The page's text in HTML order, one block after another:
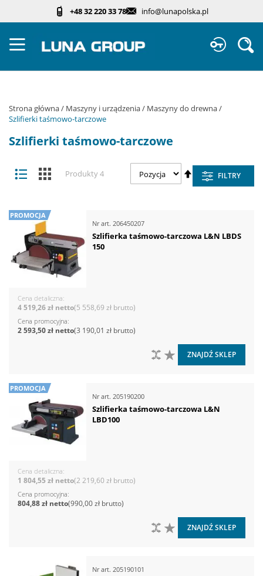
+48 32 220 33 78 info@lunapolska.pl
Strona główna Maszyny i urządzenia
Maszyny do drewna
Szlifierki taśmowo-tarczowe
Szlifierki taśmowo-tarczowe
Zobacz
jako
Lista KafelkiProdukty4
Ustaw
kierunek
malejący
FILTRY
PROMOCJA
Nr art. 206450207
Szlifierka taśmowo-tarczowa L&N LBDS
150
Cena detaliczna
5 558,69 zł
4 519,26 zł
Cena promocyjna
3 190,01 zł
2 593,50 zł
DO LISTY ŻYCZEŃ
DO PORÓWNANIA
ZNAJDŹ SKLEP
PROMOCJA
Nr art. 205190200
Szlifierka taśmowo-tarczowa L&N
LBD100
Cena detaliczna
2 219,60 zł
1 804,55 zł
Cena promocyjna
990,00 zł
804,88 zł
DO LISTY ŻYCZEŃ
DO PORÓWNANIA
ZNAJDŹ SKLEP
Nr art. 205190101